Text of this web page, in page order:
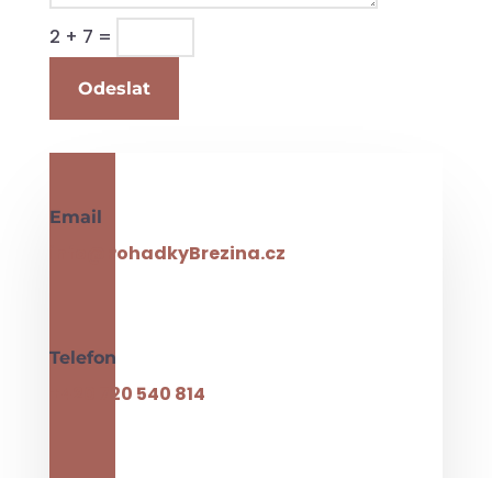
2 + 7 =
Odeslat
Email
info@PohadkyBrezina.cz
Telefon
+420 720 540 814